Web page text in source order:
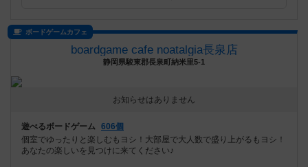
ボードゲームカフェ
boardgame cafe noatalgia長泉店
静岡県駿東郡長泉町納米里5-1
お知らせはありません
遊べるボードゲーム 606個
個室でゆったりと楽しむもヨシ！大部屋で大人数で盛り上がるもヨシ！
あなたの楽しいを見つけに来てください♪